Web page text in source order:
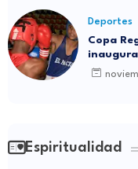
Deportes
Copa
de Boyá
Espiritualidad